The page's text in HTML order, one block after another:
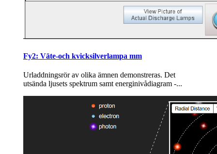
Fy2: Väte-och kvicksilverlampa mm
Urladdningsrör av olika ämnen demonstreras. Det
utsända ljusets spektrum samt energinivådiagram -...